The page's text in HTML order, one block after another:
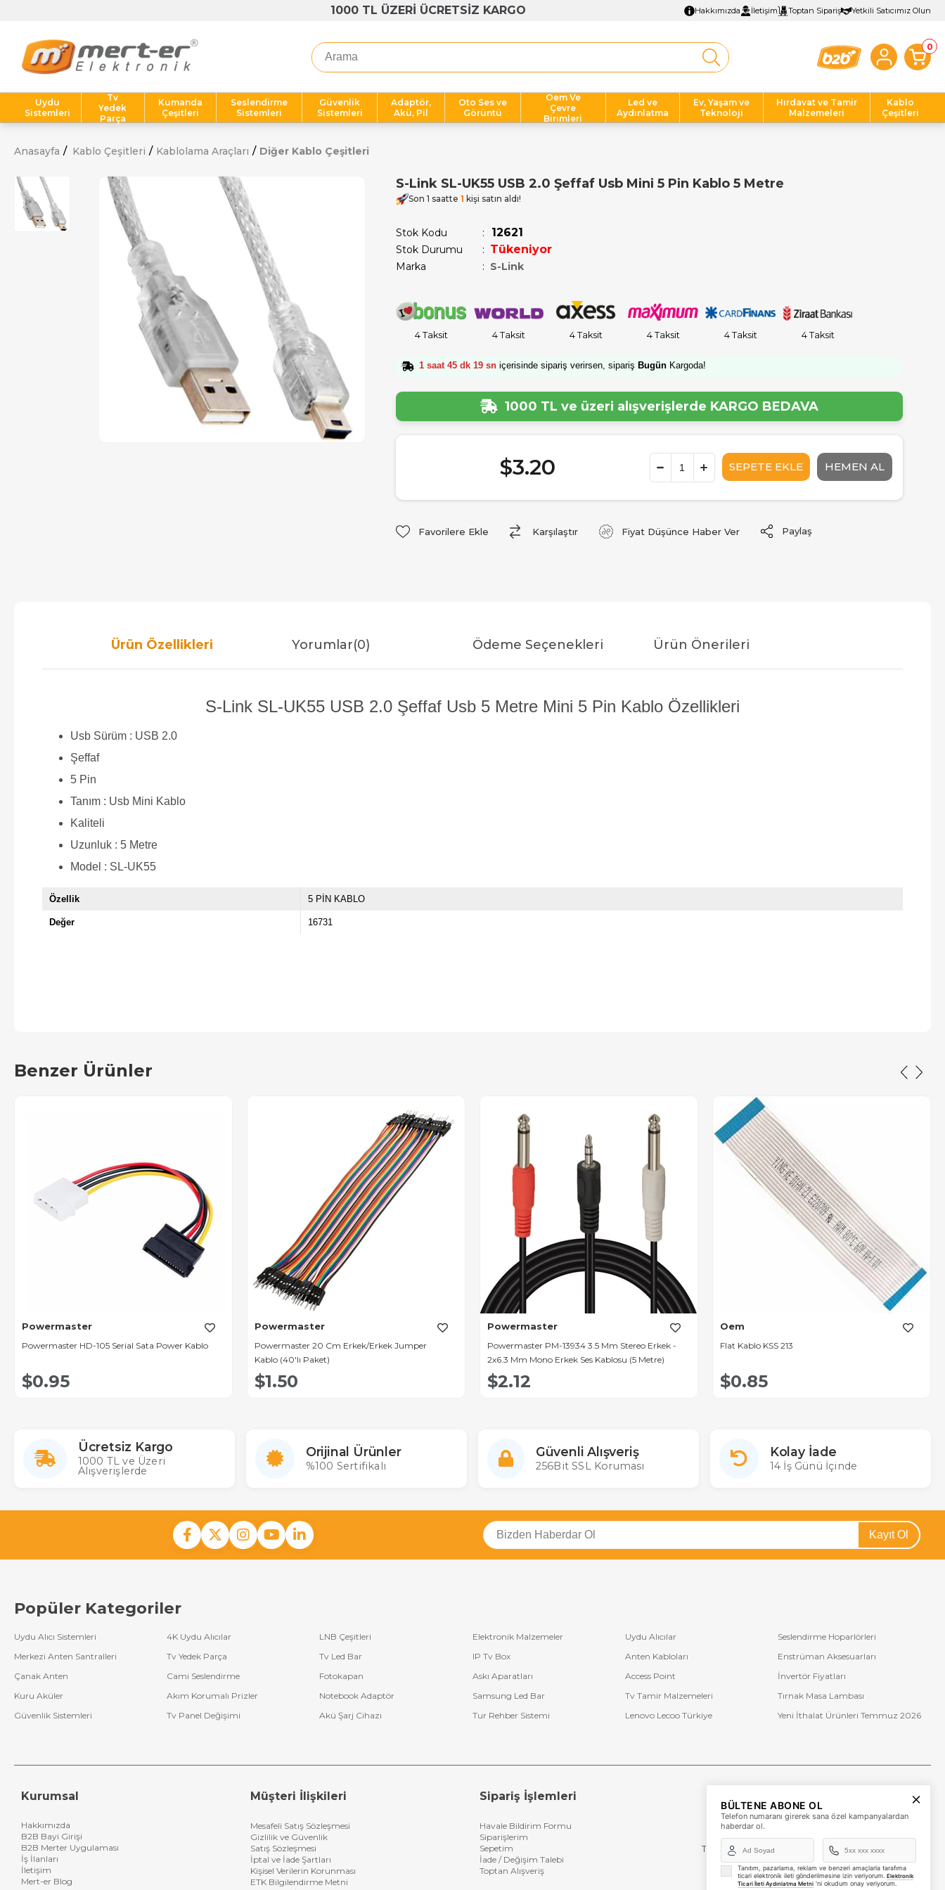
1000 TL ÜZERİ ÜCRETSİZ KARGO Hakkımızda İletişim Toptan Sipariş Yetkili Satıcımız Olun
0
Uydu
Sistemleri
Tv
Yedek
Parça
Kumanda
Çeşitleri
Seslendirme
Sistemleri
Güvenlik
Sistemleri
Adaptör,
Akü, Pil
Oto Ses ve
Görüntü
Oem Ve
Çevre
Birimleri
Led ve
Aydınlatma
Ev, Yaşam ve
Teknoloji
Hırdavat ve Tamir
Malzemeleri
Kablo
Çeşitleri
Anasayfa Kablo Çeşitleri Kablolama Araçları Diğer Kablo Çeşitleri
S-Link SL-UK55 USB 2.0 Şeffaf Usb Mini 5 Pin Kablo 5 Metre
Son 1 saatte 1 kişi satın aldı!
Stok Kodu 12621
Stok Durumu : Tükeniyor
Marka : S-Link
4 Taksit 4 Taksit 4 Taksit 4 Taksit 4 Taksit 4 Taksit
1 saat 45 dk 19 sn içerisinde sipariş verirsen, sipariş Bugün Kargoda!
1000 TL ve üzeri alışverişlerde KARGO BEDAVA
$3.20
Favorilere Ekle Karşılaştır Fiyat Düşünce Haber Ver Paylaş
Ürün Özellikleri Yorumlar(0) Ödeme Seçenekleri Ürün Önerileri
S-Link SL-UK55 USB 2.0 Şeffaf Usb 5 Metre Mini 5 Pin Kablo Özellikleri
Usb Sürüm : USB 2.0
Şeffaf
5 Pin
Tanım : Usb Mini Kablo
Kaliteli
Uzunluk : 5 Metre
Model : SL-UK55
Özellik 5 PİN KABLO
Değer 16731
Benzer Ürünler
Powermaster
Powermaster HD-105 Serial Sata Power Kablo
$0.95
Powermaster
Powermaster 20 Cm Erkek/Erkek Jumper
Kablo (40'lı Paket)
$1.50
Powermaster
Powermaster PM-13934 3.5 Mm Stereo Erkek -
2x6.3 Mm Mono Erkek Ses Kablosu (5 Metre)
$2.12
Oem
Flat Kablo KSS 213
$0.85
Ücretsiz Kargo
1000 TL ve Üzeri
Alışverişlerde
Orijinal Ürünler
%100 Sertifikalı
Güvenli Alışveriş
256Bit SSL Koruması
Kolay İade
14 İş Günü İçinde
Kayıt Ol
Popüler Kategoriler
Uydu Alıcı Sistemleri 4K Uydu Alıcılar LNB Çeşitleri Elektronik Malzemeler Uydu Alıcılar
Seslendirme Hoparlörleri
Merkezi Anten Santralleri
Tv Yedek Parça Tv Led Bar IP Tv Box Anten Kabloları
Enstrüman Aksesuarları
Çanak Anten
Cami Seslendirme Fotokapan Askı Aparatları Access Point
İnvertör Fiyatları
Kuru Aküler
Akım Korumalı Prizler Notebook Adaptör Samsung Led Bar Tv Tamir Malzemeleri
Tırnak Masa Lambası
Güvenlik Sistemleri
Tv Panel Değişimi Akü Şarj Cihazı Tur Rehber Sistemi Lenovo Lecoo Türkiye Yeni İthalat Ürünleri Temmuz 2026
Kurumsal
Hakkımızda
B2B Bayi Girişi
B2B Merter Uygulaması
İş İlanları
İletişim
Mert-er Blog
Müşteri İlişkileri
Mesafeli Satış Sözleşmesi
Gizlilik ve Güvenlik
Satış Sözleşmesi
İptal ve İade Şartları
Kişisel Verilerin Korunması
ETK Bilgilendirme Metni
Sipariş İşlemleri
Havale Bildirim Formu
Siparişlerim
Sepetim
İade / Değişim Talebi
Toptan Alışveriş
+90 (850) 473 08 08
Tevfik Bey Mah. Dr. Ali Demir Cd. No:51 Kat:2 Kobi İş
Merkezi
Küçükçekmece / İstanbul
BÜLTENE ABONE OL
Telefon numaranı girerek sana özel kampanyalardan
haberdar ol.
Tanıtım, pazarlama, reklam ve benzeri amaçlarla tarafıma
ticari elektronik ileti gönderilmesine izin veriyorum. Elektronik
Ticari İleti Aydınlatma Metni 'ni okudum onay veriyorum.